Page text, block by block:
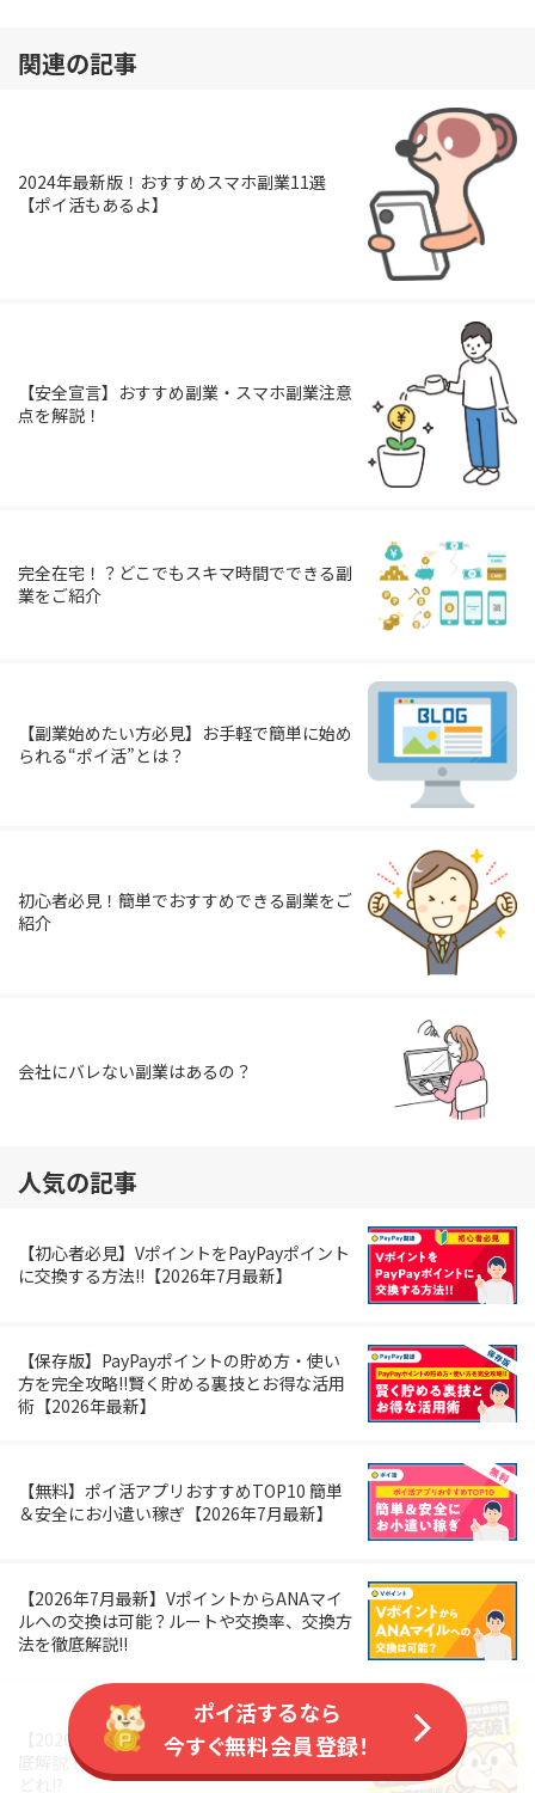
関連の記事
2024年最新版！おすすめスマホ副業11選
【ポイ活もあるよ】
【安全宣言】おすすめ副業・スマホ副業注意
点を解説！
完全在宅！？どこでもスキマ時間でできる副
業をご紹介
【副業始めたい方必見】お手軽で簡単に始め
られる“ポイ活”とは？
初心者必見！簡単でおすすめできる副業をご
紹介
会社にバレない副業はあるの？
人気の記事
【初心者必見】VポイントをPayPayポイント
に交換する方法!!【2026年7月最新】
【保存版】PayPayポイントの貯め方・使い
方を完全攻略!!賢く貯める裏技とお得な活用
術【2026年最新】
【無料】ポイ活アプリおすすめTOP10 簡単
＆安全にお小遣い稼ぎ【2026年7月最新】
【2026年7月最新】VポイントからANAマイ
ルへの交換は可能？ルートや交換率、交換方
法を徹底解説!!
【2026年7月最新】おすすめポイ活ゲーム徹
底解説！ポイント比較＆クリアしやすいのは
ポイ活するなら
今すぐ無料会員登録！